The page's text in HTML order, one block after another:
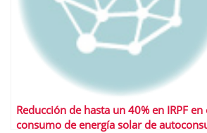
Reducción de hasta un 40% en IRPF en
consumo de energía solar de